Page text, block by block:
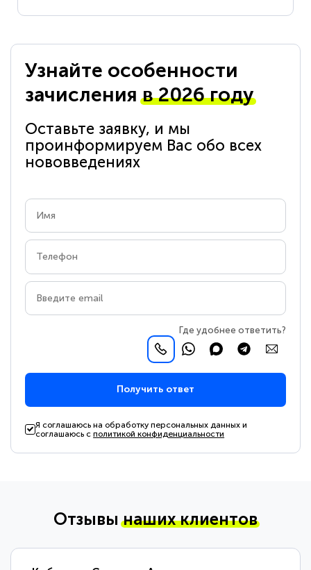
Узнайте особенности
зачисленияв 2026 году
Оставьте заявку, и мы
проинформируем Вас обо всех
нововведениях
Где удобнее ответить?
Получить ответ
Я соглашаюсь на обработку персональных данных и
соглашаюсь сполитикой конфиденциальности
Отзывынаших клиентов